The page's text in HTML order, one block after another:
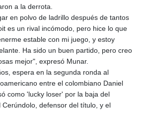
a la derrota.
en polvo de ladrillo después de tantos
es un rival incómodo, pero hice lo que
estable con mi juego, y estoy
Ha sido un buen partido, pero creo
mejor", expresó Munar.
espera en la segunda ronda al
entre el colombiano Daniel
como 'lucky loser' por la baja del
defensor del título, y el